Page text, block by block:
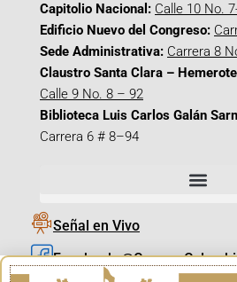
Capitolio Nacional: Calle 10 No.
Edificio Nuevo del Congreso:
Sede Administrativa: Carrera 8
Claustro Santa Clara –
Calle 9 No. 8 – 92
Biblioteca Luis Carlos Galán
Carrera 6 # 8–94
Señal en Vivo